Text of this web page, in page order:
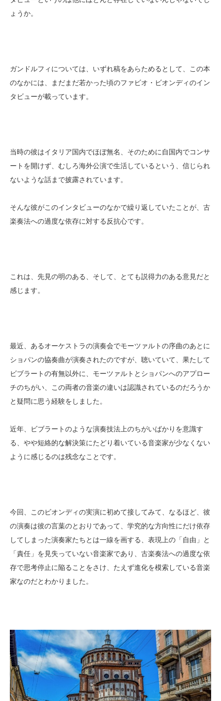
ょうか。
ガンドルフィについては、いずれ稿をあらためるとして、この本
のなかには、まだまだ若かった頃のファビオ・ビオンディのイン
タビューが載っています。
当時の彼はイタリア国内でほぼ無名、そのために自国内でコンサ
ートを開けず、むしろ海外公演で生活しているという、信じられ
ないような話まで披露されています。
そんな彼がこのインタビューのなかで繰り返していたことが、古
楽奏法への過度な依存に対する反抗心です。
これは、先見の明のある、そして、とても説得力のある意見だと
感じます。
最近、あるオーケストラの演奏会でモーツァルトの序曲のあとに
ショパンの協奏曲が演奏されたのですが、聴いていて、果たして
ビブラートの有無以外に、モーツァルトとショパンへのアプロー
チのちがい、この両者の音楽の違いは認識されているのだろうか
と疑問に思う経験をしました。
近年、ビブラートのような演奏技法上のちがいばかりを意識す
る、やや短絡的な解決策にたどり着いている音楽家が少なくない
ように感じるのは残念なことです。
今回、このビオンディの実演に初めて接してみて、なるほど、彼
の演奏は彼の言葉のとおりであって、学究的な方向性にだけ依存
してしまった演奏家たちとは一線を画する、表現上の「自由」と
「責任」を見失っていない音楽家であり、古楽奏法への過度な依
存で思考停止に陥ることをさけ、たえず進化を模索している音楽
家なのだとわかりました。